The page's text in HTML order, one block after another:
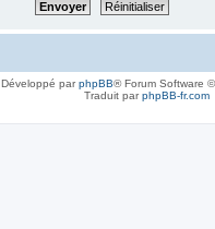
Développé parphpBB® Forum Software
Traduit parphpBB-fr.com